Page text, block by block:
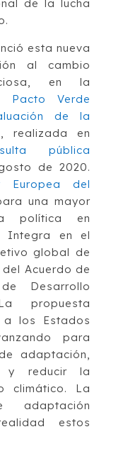
de la lucha
esta nueva
al cambio
en la
Pacto Verde
de la
, realizada en
pública
de 2020.
Europea del
una mayor
política en
Integra en el
global de
Acuerdo de
Desarrollo
propuesta
los Estados
para
adaptación,
y reducir la
climático. La
adaptación
estos